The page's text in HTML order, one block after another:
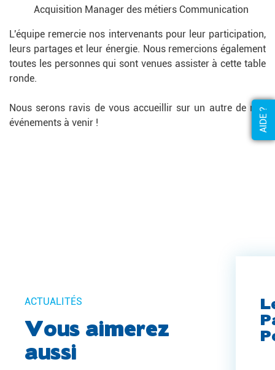
Acquisition Manager des métiers Communication
L'équipe remercie nos intervenants pour leur participation,
leurs partages et leur énergie. Nous remercions également
toutes les personnes qui sont venues assister à cette table
ronde.
Nous serons ravis de vous accueillir sur un autre de nos
événements à venir !
ACTUALITÉS
Vous aimerez
aussi
AIDE ?